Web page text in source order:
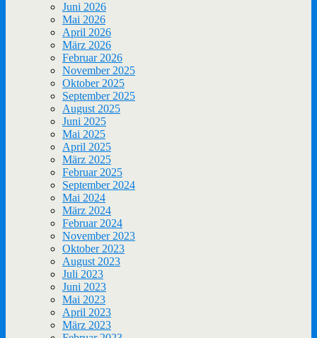
Juni 2026
Mai 2026
April 2026
März 2026
Februar 2026
November 2025
Oktober 2025
September 2025
August 2025
Juni 2025
Mai 2025
April 2025
März 2025
Februar 2025
September 2024
Mai 2024
März 2024
Februar 2024
November 2023
Oktober 2023
August 2023
Juli 2023
Juni 2023
Mai 2023
April 2023
März 2023